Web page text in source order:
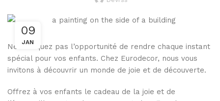
09
JAN
Ne manquez pas l’opportunité de rendre chaque instant
spécial pour vos enfants. Chez Eurodecor, nous vous
invitons à découvrir un monde de joie et de découverte.
Offrez à vos enfants le cadeau de la joie et de